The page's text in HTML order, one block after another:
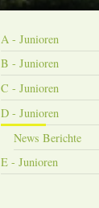
A - Junioren
B - Junioren
C - Junioren
D - Junioren
News Berichte
E - Junioren